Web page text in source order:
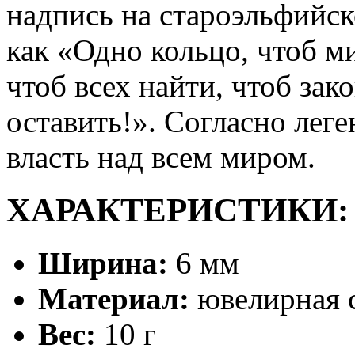
надпись на
как «Одно кольцо, чтоб
чтоб всех найти, чтоб
оставить!». Согласно
власть над всем миром.
ХАРАКТЕРИСТИКИ:
Ширина: 6 мм
Материал: ювелирная
Вес: 10 г